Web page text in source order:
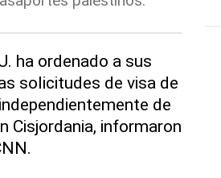
ha ordenado a sus
solicitudes de visa de
de
Cisjordania, informaron